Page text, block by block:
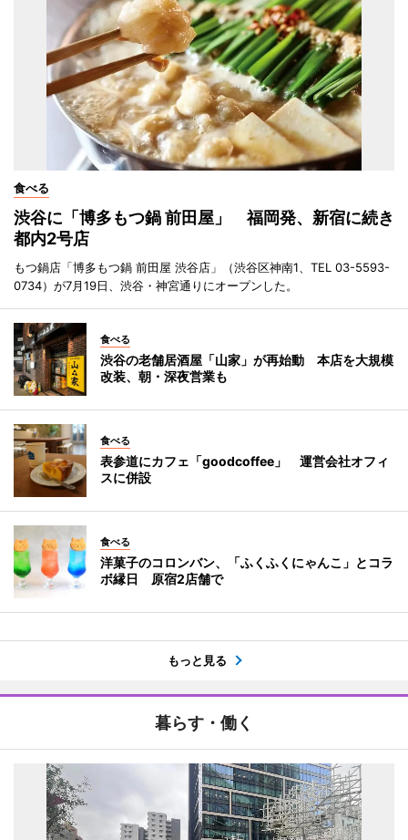
食べる
渋谷に「博多もつ鍋 前田屋」 福岡発、新宿に続き
都内2号店
もつ鍋店「博多もつ鍋 前田屋 渋谷店」（渋谷区神南1、TEL 03-5593-
0734）が7月19日、渋谷・神宮通りにオープンした。
食べる
渋谷の老舗居酒屋「山家」が再始動 本店を大規模
改装、朝・深夜営業も
食べる
表参道にカフェ「goodcoffee」 運営会社オフィ
スに併設
食べる
洋菓子のコロンバン、「ふくふくにゃんこ」とコラ
ボ縁日 原宿2店舗で
もっと見る
暮らす・働く